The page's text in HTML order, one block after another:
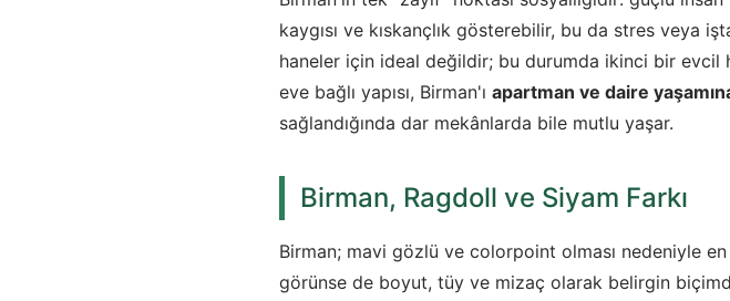
kaygısı ve kıskançlık gösterebilir, bu da stres veya
haneler için ideal değildir; bu durumda ikinci bir evcil
eve bağlı yapısı, Birman'ı apartman ve daire
sağlandığında dar mekânlarda bile mutlu yaşar.
Birman, Ragdoll ve Siyam Farkı
Birman; mavi gözlü ve colorpoint olması nedeniyle
görünse de boyut, tüy ve mizaç olarak belirgin